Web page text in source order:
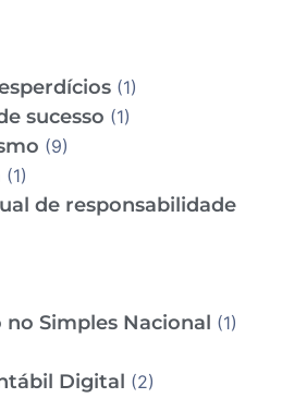
(1)
sucesso (1)
(9)
(1)
de responsabilidade
Simples Nacional (1)
Digital (2)